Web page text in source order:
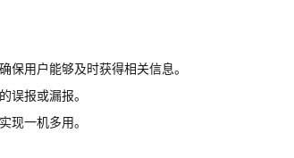
用户能够及时获得相关信息。
误报或漏报。
现一机多用。